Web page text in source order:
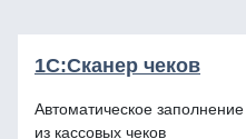
1С:Сканер чеков
Автоматическое
из кассовых чеков